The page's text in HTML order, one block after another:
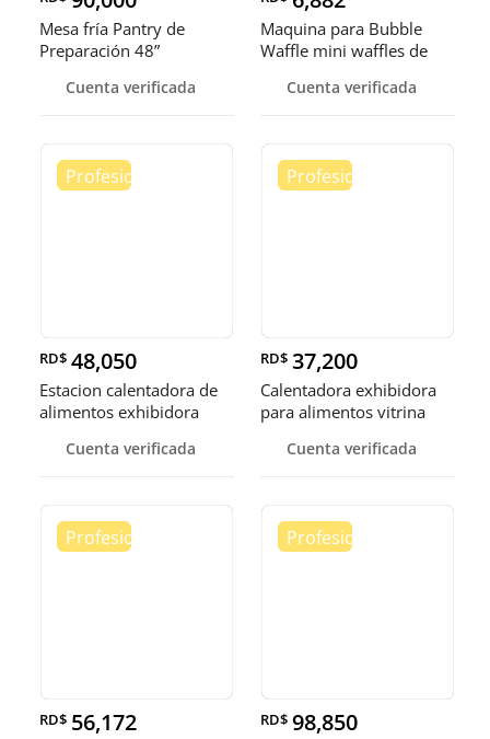
Mesa fría Pantry de
Preparación 48”
Cuenta verificada
Maquina para Bubble
Waffle mini waffles de
Cuenta verificada
RD$ 48,050
Estacion calentadora de
alimentos exhibidora
Cuenta verificada
RD$ 37,200
Calentadora exhibidora
para alimentos vitrina
Cuenta verificada
RD$ 56,172 RD$ 98,850